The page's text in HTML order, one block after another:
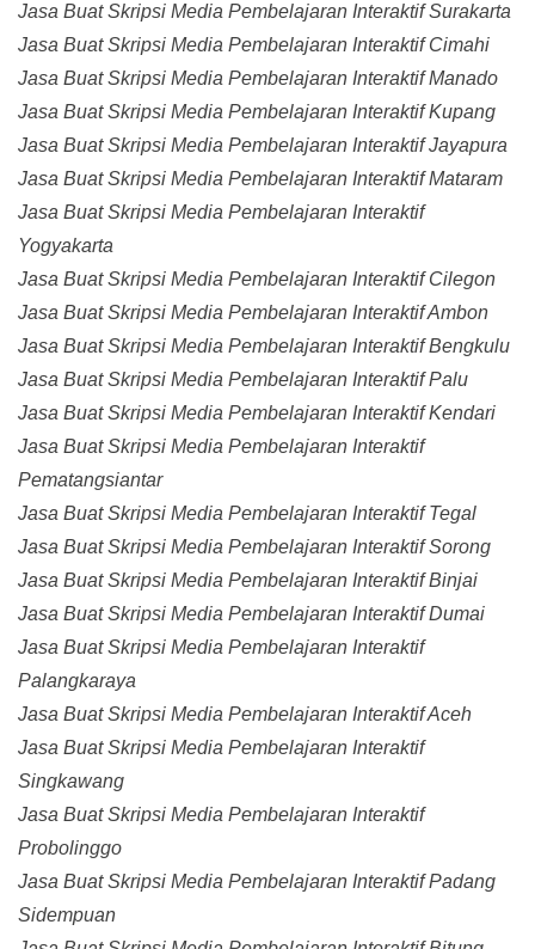
Jasa Buat Skripsi Media Pembelajaran Interaktif Surakarta
Jasa Buat Skripsi Media Pembelajaran Interaktif Cimahi
Jasa Buat Skripsi Media Pembelajaran Interaktif Manado
Jasa Buat Skripsi Media Pembelajaran Interaktif Kupang
Jasa Buat Skripsi Media Pembelajaran Interaktif Jayapura
Jasa Buat Skripsi Media Pembelajaran Interaktif Mataram
Jasa Buat Skripsi Media Pembelajaran Interaktif
Yogyakarta
Jasa Buat Skripsi Media Pembelajaran Interaktif Cilegon
Jasa Buat Skripsi Media Pembelajaran Interaktif Ambon
Jasa Buat Skripsi Media Pembelajaran Interaktif Bengkulu
Jasa Buat Skripsi Media Pembelajaran Interaktif Palu
Jasa Buat Skripsi Media Pembelajaran Interaktif Kendari
Jasa Buat Skripsi Media Pembelajaran Interaktif
Pematangsiantar
Jasa Buat Skripsi Media Pembelajaran Interaktif Tegal
Jasa Buat Skripsi Media Pembelajaran Interaktif Sorong
Jasa Buat Skripsi Media Pembelajaran Interaktif Binjai
Jasa Buat Skripsi Media Pembelajaran Interaktif Dumai
Jasa Buat Skripsi Media Pembelajaran Interaktif
Palangkaraya
Jasa Buat Skripsi Media Pembelajaran Interaktif Aceh
Jasa Buat Skripsi Media Pembelajaran Interaktif
Singkawang
Jasa Buat Skripsi Media Pembelajaran Interaktif
Probolinggo
Jasa Buat Skripsi Media Pembelajaran Interaktif Padang
Sidempuan